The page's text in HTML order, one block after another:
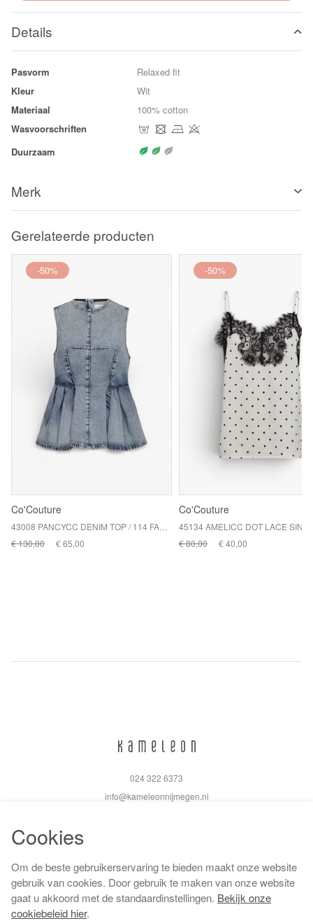
Details
Pasvorm
Relaxed fit
Kleur
Wit
Materiaal
100% cotton
Wasvoorschriften
Duurzaam
Merk
Gerelateerde producten
-50%
Co'Couture
€ 130,00
€ 65,00
-50%
Co'Couture
€ 80,00 € 40,00
024 322 6373
info@kameleonnijmegen.nl
Algemene voorwaarden
Privacy policy
Cookiebeleid
Cookies
Om de beste gebruikerservaring te bieden maakt onze website
gebruik van cookies. Door gebruik te maken van onze website
gaat u akkoord met de standaardinstellingen. Bekijk onze
cookiebeleid hier.